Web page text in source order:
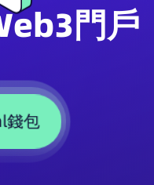
門戶
錢包